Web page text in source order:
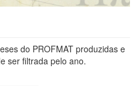
do PROFMAT produzidas e
ser filtrada pelo ano.